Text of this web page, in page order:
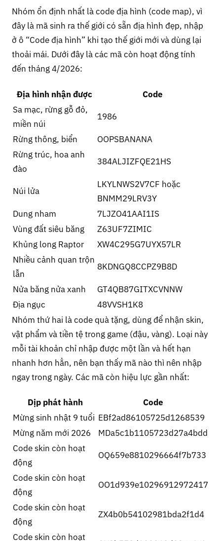
Nhóm ổn định nhất là code địa hình (code map), vì
đây là mã sinh ra thế giới có sẵn địa hình đẹp, nhập
ở ô “Code địa hình” khi tạo thế giới mới và dùng lại
thoải mái. Dưới đây là các mã còn hoạt động tính
đến tháng 4/2026:
Địa hình nhận được
Code
Sa mạc, rừng gỗ đỏ,
miền núi
1986
Rừng thông, biển
OOPSBANANA
Rừng trúc, hoa anh
đào
384ALJIZFQE21HS
Núi lửa
LKYLNWS2V7CF hoặc
BNMM29LRV3Y
Dung nham
7LJZO41AAI1IS
Vùng đất siêu băng
Z63UF7ZIMIC
Khủng long Raptor
XW4C295G7UYX57LR
Nhiều cảnh quan trộn
lẫn
8KDNGQ8CCPZ9B8D
Nửa băng nửa xanh
GT4QB87GITXCVNNW
Địa ngục
48VVSH1K8
Nhóm thứ hai là code quà tặng, dùng để nhận skin,
vật phẩm và tiền tệ trong game (đậu, vàng). Loại này
mỗi tài khoản chỉ nhập được một lần và hết hạn
nhanh hơn hẳn, nên bạn thấy mã nào thì nên nhập
ngay trong ngày. Các mã còn hiệu lực gần nhất:
Dịp phát hành
Code
Mừng sinh nhật 9 tuổi EBf2ad86105725d1268539
Mừng năm mới 2026
MDa5c1b1105723d27a4bdd
Code skin còn hoạt
động
OQ659e8810296664f7b733
Code skin còn hoạt
động
OO1d939e10296912972417
Code skin còn hoạt
động
ZX4b0b54102981bda2f1d4
Code skin còn hoạt